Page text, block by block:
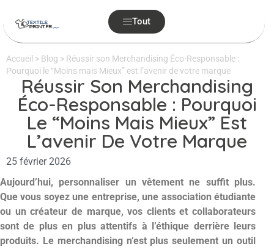
Tout
Accueil > Blog > Réussir son Merchandising Éco-Responsable :
Pourquoi le “Moins mais Mieux” est l’avenir de votre marque
Réussir Son Merchandising
Éco-Responsable : Pourquoi
Le “Moins Mais Mieux” Est
L’avenir De Votre Marque
25 février 2026
Aujourd’hui, personnaliser un vêtement ne suffit plus.
Que vous soyez une entreprise, une association étudiante
ou un créateur de marque, vos clients et collaborateurs
sont de plus en plus attentifs à l’éthique derrière leurs
produits. Le merchandising n’est plus seulement un outil